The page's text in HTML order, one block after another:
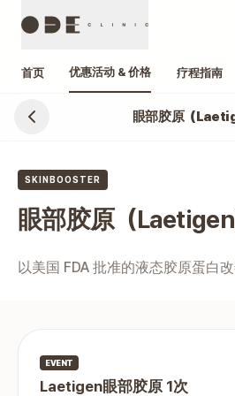
首页 优惠活动 & 价格 疗程指南
眼部胶原（
江南 眼部胶原（Laetigen） 价格、
SKINBOOSTER
眼部胶原（Laetigen
以美国 FDA 批准的液态胶原蛋白
EVENT
Laetigen眼部胶原 1次